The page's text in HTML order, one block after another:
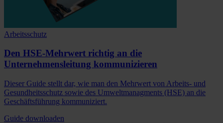
Arbeitsschutz
Den HSE-Mehrwert richtig an die
Unternehmensleitung kommunizieren
Dieser Guide stellt dar, wie man den Mehrwert von Arbeits- und
Gesundheitsschutz sowie des Umweltmanagments (HSE) an die
Geschäftsführung kommuniziert.
Guide downloaden